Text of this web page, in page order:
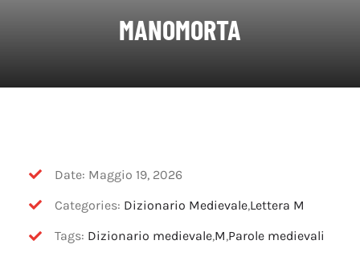
DIDATTICA
OFF TOPIC
CONTATTI
MANOMORTA
Date: Maggio 19, 2026
Categories: Dizionario Medievale,Lettera M
Tags: Dizionario medievale,M,Parole medievali